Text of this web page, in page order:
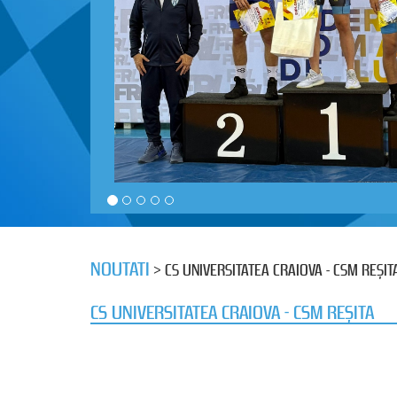
NOUTATI > CS UNIVERSITATEA CRAIOVA - CSM
CS UNIVERSITATEA CRAIOVA - CSM REȘITA